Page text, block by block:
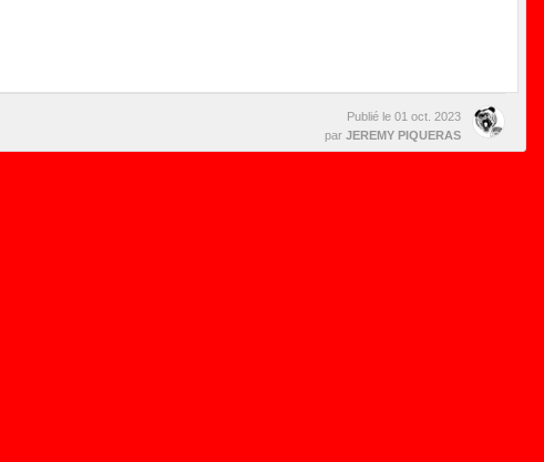
Publié le 01 oct. 2023
par JEREMY PIQUERAS